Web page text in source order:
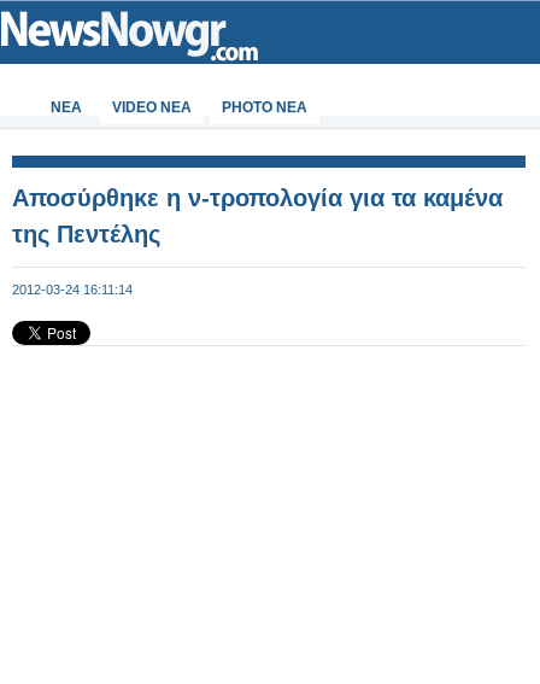
ΝΕΑ VIDEO NEA PHOTO NEA
Αποσύρθηκε η ν-τροπολογία για τα καμένα
της Πεντέλης
2012-03-24 16:11:14